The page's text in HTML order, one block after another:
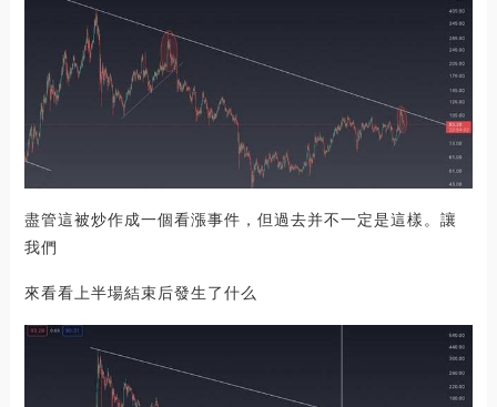
盡管這被炒作成一個看漲事件，但過去并不一定是這樣。讓
我們
來看看上半場結束后發生了什么